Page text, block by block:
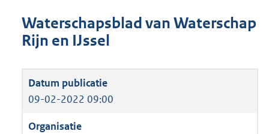
Waterschapsblad van Waterschap
Rijn en IJssel
09-02-2022 09:00